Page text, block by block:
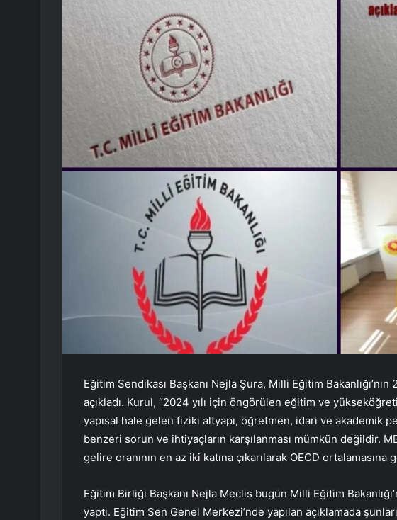
Eğitim Sendikası Başkanı Nejla Şura, Milli Eğitim
açıkladı. Kurul, “2024 yılı için öngörülen eğitim ve
yapısal hale gelen fiziki altyapı, öğretmen, idari ve akademik
benzeri sorun ve ihtiyaçların karşılanması mümkün değildir.
gelire oranının en az iki katına çıkarılarak OECD
Eğitim Birliği Başkanı Nejla Meclis bugün Milli Eğitim
yaptı. Eğitim Sen Genel Merkezi’nde yapılan açıklamada